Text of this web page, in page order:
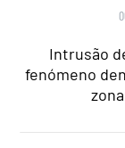
Intrusão
fenómeno